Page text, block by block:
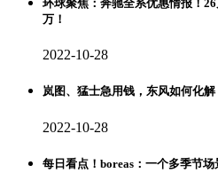
环球聚焦：奔驰全系优惠情报！
万！
2022-10-28
岚图、猛士急用钱，东风如何化解
2022-10-28
每日看点！boreas：一个多季节